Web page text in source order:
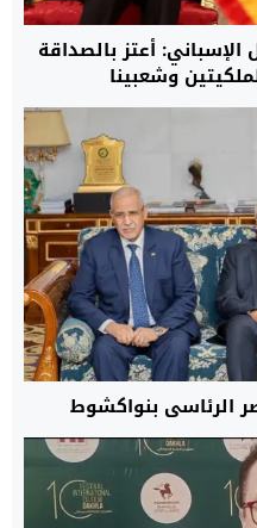
أعتز بالصداقة
وشعبينا
الرئاسي بنواكشوط